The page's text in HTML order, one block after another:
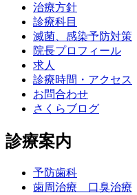
治療方針
診療科目
滅菌、感染予防対策
院長プロフィール
求人
診療時間・アクセス
お問合わせ
さくらブログ
診療案内
予防歯科
歯周治療 口臭治療